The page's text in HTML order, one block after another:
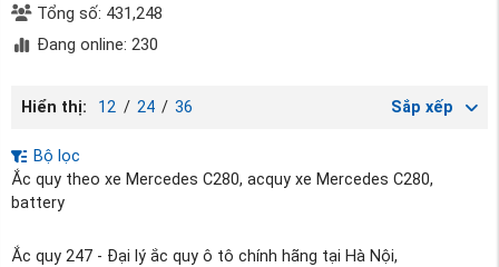
Tổng số: 431,248
Đang online: 230
Hiển thị: 12 / 24 / 36 Sắp xếp
Bộ lọc
Ắc quy theo xe Mercedes C280, acquy xe Mercedes C280,
battery
Ắc quy 247 - Đại lý ắc quy ô tô chính hãng tại Hà Nội,